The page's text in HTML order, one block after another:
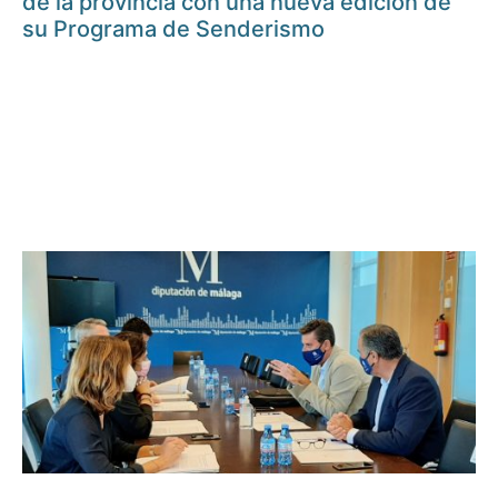
su Programa de Senderismo